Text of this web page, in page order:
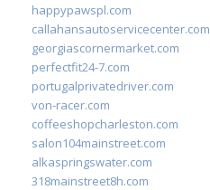
happypawspl.com
callahansautoservicecenter.com
georgiascornermarket.com
perfectfit24-7.com
portugalprivatedriver.com
von-racer.com
coffeeshopcharleston.com
salon104mainstreet.com
alkaspringswater.com
318mainstreet8h.com